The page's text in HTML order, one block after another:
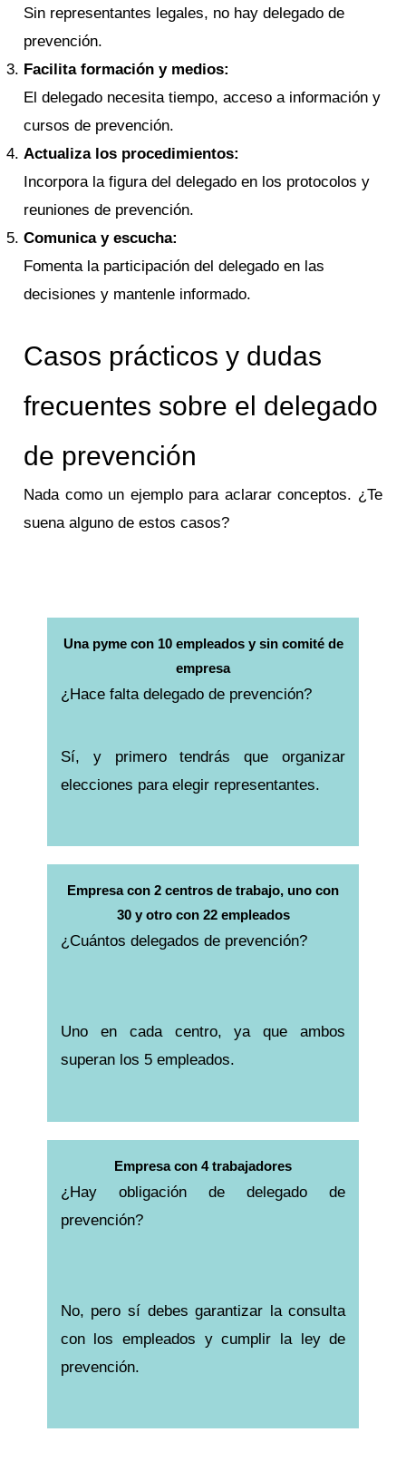
Sin representantes legales, no hay delegado de
prevención.
Facilita formación y medios:
El delegado necesita tiempo, acceso a información y
cursos de prevención.
Actualiza los procedimientos:
Incorpora la figura del delegado en los protocolos y
reuniones de prevención.
Comunica y escucha:
Fomenta la participación del delegado en las
decisiones y mantenle informado.
Casos prácticos y dudas
frecuentes sobre el delegado
de prevención
Nada como un ejemplo para aclarar conceptos. ¿Te
suena alguno de estos casos?
Una pyme con 10 empleados y sin comité de
empresa
¿Hace falta delegado de prevención?
Sí, y primero tendrás que organizar
elecciones para elegir representantes.
Empresa con 2 centros de trabajo, uno con
30 y otro con 22 empleados
¿Cuántos delegados de prevención?
Uno en cada centro, ya que ambos
superan los 5 empleados.
Empresa con 4 trabajadores
¿Hay obligación de delegado de
prevención?
No, pero sí debes garantizar la consulta
con los empleados y cumplir la ley de
prevención.